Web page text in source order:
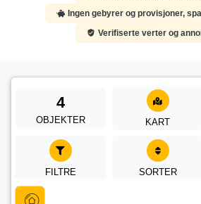
Ingen gebyrer og provisjoner,
Verifiserte verter og
4
OBJEKTER KART
FILTRE SORTER